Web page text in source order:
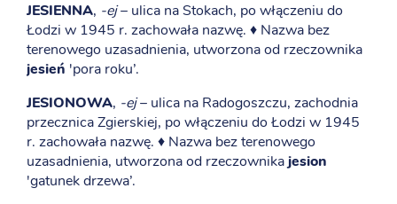
JESIENNA, -ej– ulica na Stokach, po włączeniu do
Łodzi w 1945 r. zachowała nazwę. ♦ Nazwa bez
terenowego uzasadnienia, utworzona od rzeczownika
jesień 'pora roku’.
JESIONOWA, -ej– ulica na Radogoszczu, zachodnia
przecznica Zgierskiej, po włączeniu do Łodzi w 1945
r. zachowała nazwę. ♦ Nazwa bez terenowego
uzasadnienia, utworzona od rzeczownikajesion
'gatunek drzewa’.